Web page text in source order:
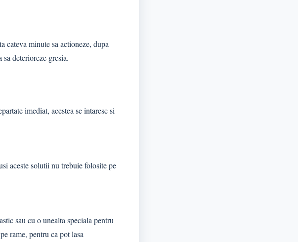
cateva minute sa actioneze, dupa
deterioreze gresia.
imediat, acestea se intaresc si
aceste solutii nu trebuie folosite pe
sau cu o unealta speciala pentru
rame, pentru ca pot lasa